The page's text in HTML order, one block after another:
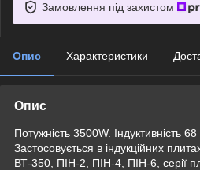
Замовлення під захистом
Опис Характеристики
Опис
Потужність 3500W. Індуктивність
Застосовується в індукційних
ВТ-350, ПІН-2, ПІН-4, ПІН-6, серії